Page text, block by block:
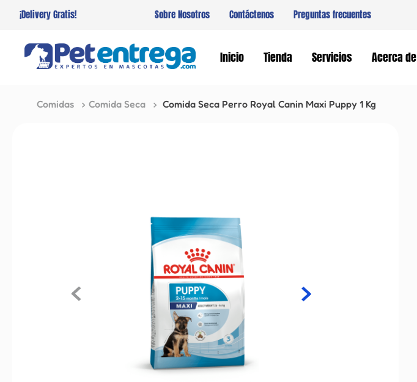
¡Delivery Gratis! Sobre Nosotros Contáctenos Preguntas frecuentes
Inicio Tienda Servicios Acerca de
Comidas Comida Seca Comida Seca Perro Royal Canin Maxi Puppy 1 Kg